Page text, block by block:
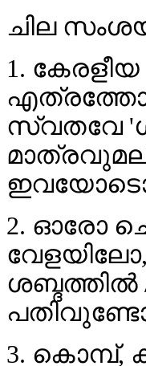
ചില
1.
സ്വതവേ
2. ഓരോ
3. കൊമ്പ്,